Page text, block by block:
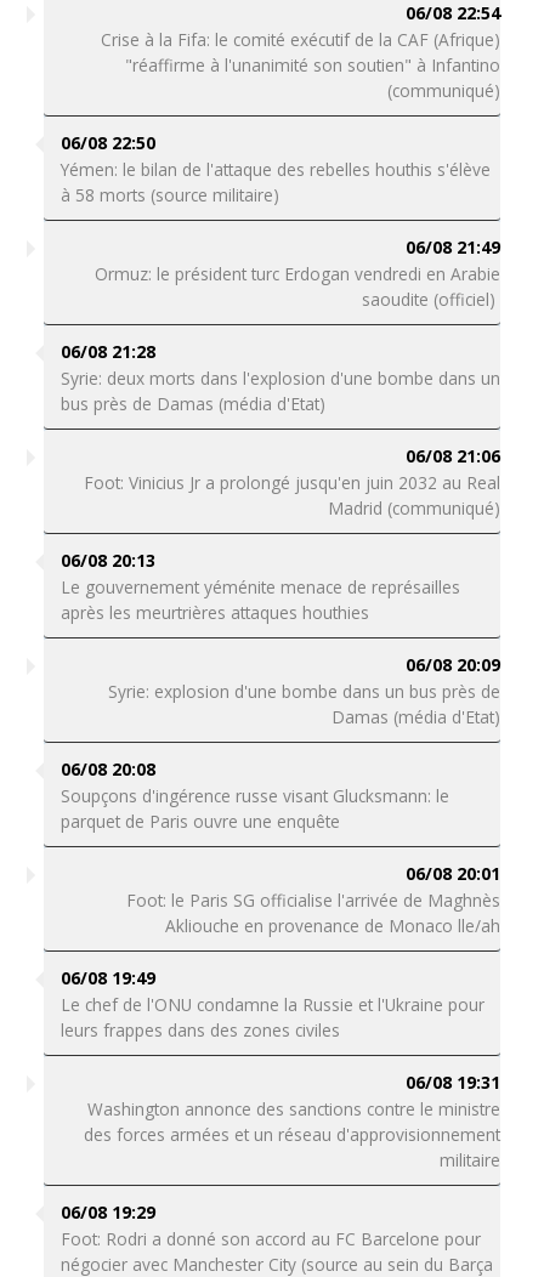
06/08 22:54
Crise à la Fifa: le comité exécutif de la CAF (Afrique)
"réaffirme à l'unanimité son soutien" à Infantino
(communiqué)
06/08 22:50
Yémen: le bilan de l'attaque des rebelles houthis s'élève
à 58 morts (source militaire)
06/08 21:49
Ormuz: le président turc Erdogan vendredi en Arabie
saoudite (officiel)
06/08 21:28
Syrie: deux morts dans l'explosion d'une bombe dans un
bus près de Damas (média d'Etat)
06/08 21:06
Foot: Vinicius Jr a prolongé jusqu'en juin 2032 au Real
Madrid (communiqué)
06/08 20:13
Le gouvernement yéménite menace de représailles
après les meurtrières attaques houthies
06/08 20:09
Syrie: explosion d'une bombe dans un bus près de
Damas (média d'Etat)
06/08 20:08
Soupçons d'ingérence russe visant Glucksmann: le
parquet de Paris ouvre une enquête
06/08 20:01
Foot: le Paris SG officialise l'arrivée de Maghnès
Akliouche en provenance de Monaco lle/ah
06/08 19:49
Le chef de l'ONU condamne la Russie et l'Ukraine pour
leurs frappes dans des zones civiles
06/08 19:31
Washington annonce des sanctions contre le ministre
des forces armées et un réseau d'approvisionnement
militaire
06/08 19:29
Foot: Rodri a donné son accord au FC Barcelone pour
négocier avec Manchester City (source au sein du Barça